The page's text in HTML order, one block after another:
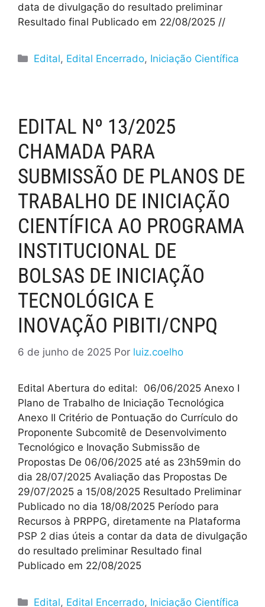
data de divulgação do resultado preliminar
Resultado final Publicado em 22/08/2025 //
Edital, Edital Encerrado, Iniciação Científica
EDITAL Nº 13/2025
CHAMADA PARA
SUBMISSÃO DE PLANOS DE
TRABALHO DE INICIAÇÃO
CIENTÍFICA AO PROGRAMA
INSTITUCIONAL DE
BOLSAS DE INICIAÇÃO
TECNOLÓGICA E
INOVAÇÃO PIBITI/CNPQ
6 de junho de 2025 Por luiz.coelho
Edital Abertura do edital: 06/06/2025 Anexo I
Plano de Trabalho de Iniciação Tecnológica
Anexo II Critério de Pontuação do Currículo do
Proponente Subcomitê de Desenvolvimento
Tecnológico e Inovação Submissão de
Propostas De 06/06/2025 até as 23h59min do
dia 28/07/2025 Avaliação das Propostas De
29/07/2025 a 15/08/2025 Resultado Preliminar
Publicado no dia 18/08/2025 Período para
Recursos à PRPPG, diretamente na Plataforma
PSP 2 dias úteis a contar da data de divulgação
do resultado preliminar Resultado final
Publicado em 22/08/2025
Edital, Edital Encerrado, Iniciação Científica